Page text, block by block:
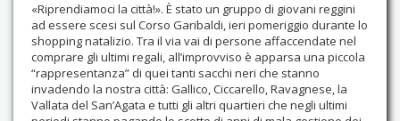
«Riprendiamoci la città!». È stato un gruppo di giovani reggini
ad essere scesi sul Corso Garibaldi, ieri pomeriggio durante lo
shopping natalizio. Tra il via vai di persone affaccendate nel
comprare gli ultimi regali, all’improvviso è apparsa una piccola
“rappresentanza” di quei tanti sacchi neri che stanno
invadendo la nostra città: Gallico, Ciccarello, Ravagnese, la
Vallata del San’Agata e tutti gli altri quartieri che negli ultimi